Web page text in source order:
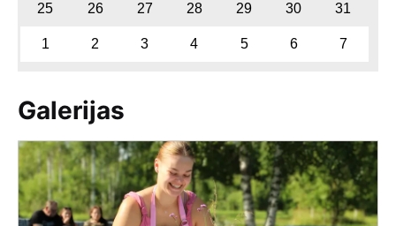
25 26 27 28 29 30 31
1 2 3 4 5 6 7
Galerijas